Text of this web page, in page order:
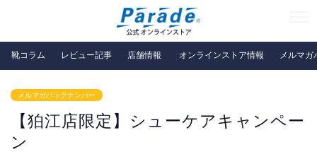
靴コラム レビュー記事 店舗情報 オンラインストア情報 メルマガ
メルマガバックナンバー
【狛江店限定】シューケアキャンペー
ン